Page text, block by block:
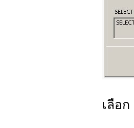
เลือ